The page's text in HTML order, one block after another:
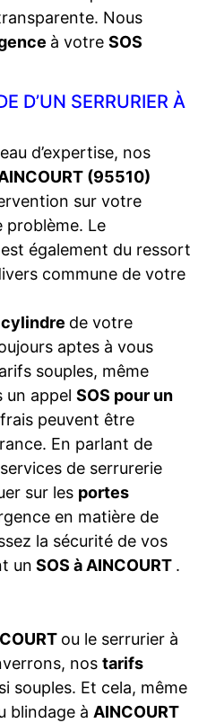
Nous
à votre SOS
D’UN SERRURIER À
d’expertise, nos
(95510)
sur votre
problème. Le
également du ressort
commune de votre
de votre
aptes à vous
souples, même
un appel SOS pour un
peuvent être
En parlant de
de serrurerie
sur les portes
en matière de
la sécurité de vos
un SOS à AINCOURT .
ou le serrurier à
nos tarifs
souples. Et cela, même
blindage à AINCOURT